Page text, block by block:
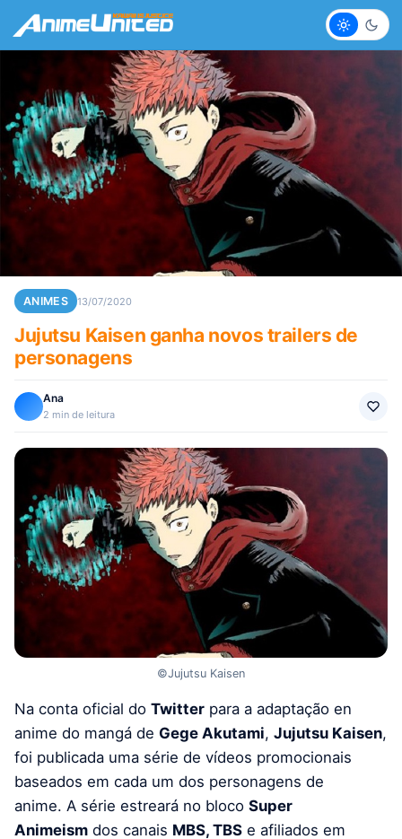
Claro
ANIMES 13/07/2020
Jujutsu Kaisen ganha novos trailers de
personagens
Ana
2 min de leitura
©Jujutsu Kaisen
Na conta oficial do Twitter para a adaptação en
anime do mangá de Gege Akutami, Jujutsu Kaisen,
foi publicada uma série de vídeos promocionais
baseados em cada um dos personagens de
anime. A série estreará no bloco Super
Animeism dos canais MBS, TBS e afiliados em